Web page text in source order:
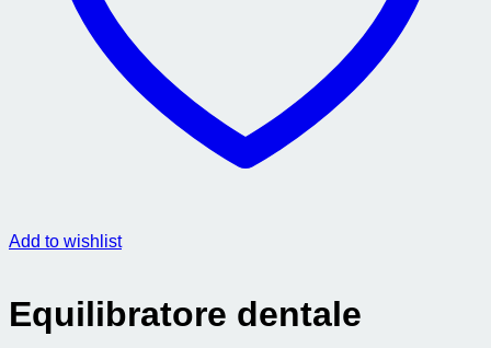
Add to wishlist
Equilibratore dentale